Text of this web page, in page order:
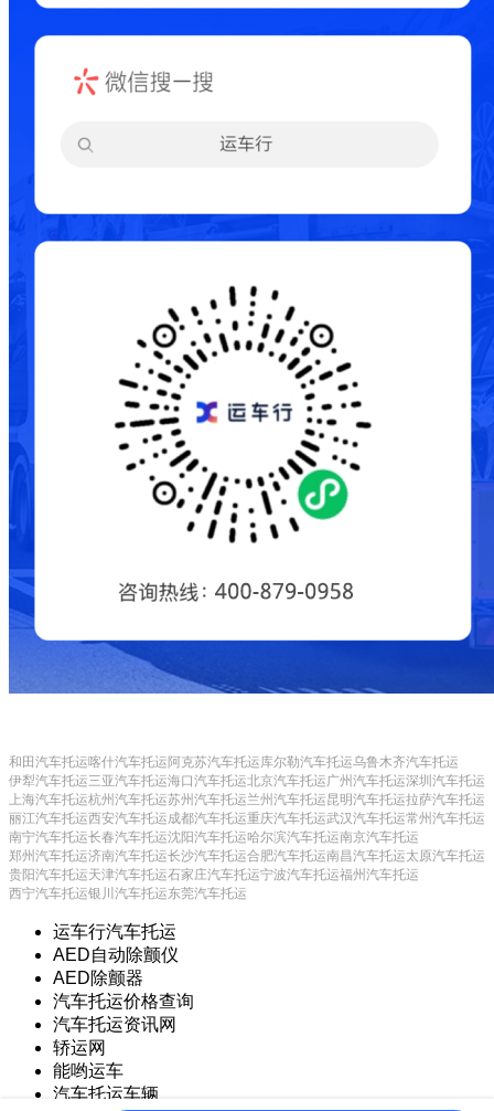
和田汽车托运喀什汽车托运阿克苏汽车托运库尔勒汽车托运乌鲁木齐汽车托运
伊犁汽车托运三亚汽车托运海口汽车托运北京汽车托运广州汽车托运深圳汽车托运
上海汽车托运杭州汽车托运苏州汽车托运兰州汽车托运昆明汽车托运拉萨汽车托运
丽江汽车托运西安汽车托运成都汽车托运重庆汽车托运武汉汽车托运常州汽车托运
南宁汽车托运长春汽车托运沈阳汽车托运哈尔滨汽车托运南京汽车托运
郑州汽车托运济南汽车托运长沙汽车托运合肥汽车托运南昌汽车托运太原汽车托运
贵阳汽车托运天津汽车托运石家庄汽车托运宁波汽车托运福州汽车托运
西宁汽车托运银川汽车托运东莞汽车托运
运车行汽车托运
AED自动除颤仪
AED除颤器
汽车托运价格查询
汽车托运资讯网
轿运网
能哟运车
汽车托运车辆